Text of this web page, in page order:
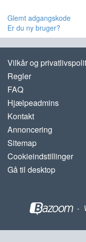
Glemt adgangskode
Er du ny bruger?
Vilkår og
Regler
FAQ
Hjælpeadmins
Kontakt
Annoncering
Sitemap
Cookieindstillinger
Gå til desktop
-